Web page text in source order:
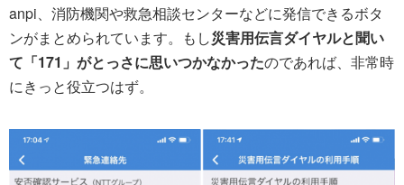
anpi、消防機関や救急相談センターなどに発信できるボタ
ンがまとめられています。もし災害用伝言ダイヤルと聞い
て「171」がとっさに思いつかなかったのであれば、非常時
にきっと役立つはず。